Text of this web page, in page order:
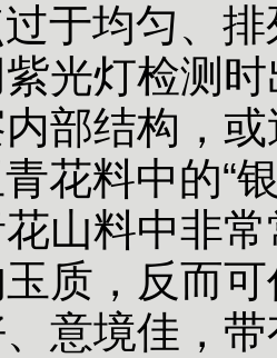
均匀、排
光灯检测
部结构，
料中的“银
山料中非
质，反而
意境佳，